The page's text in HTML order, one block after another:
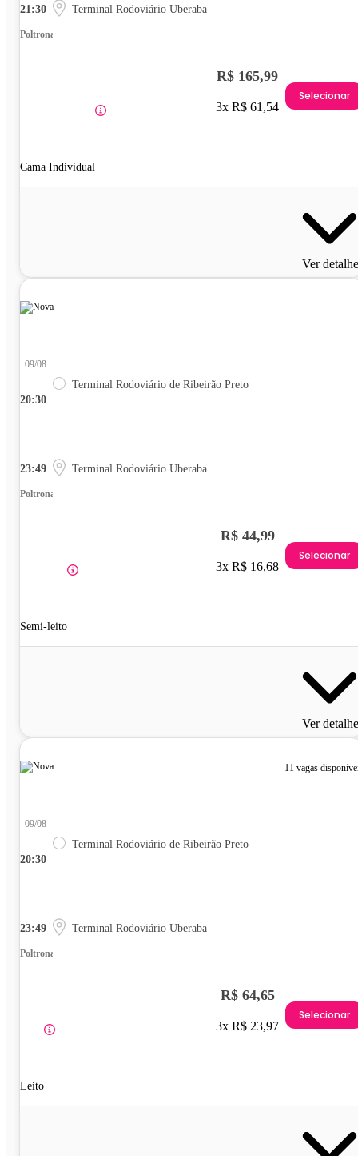
21:30 Terminal Rodoviário Uberaba
Poltrona
Cama Individual
R$ 165,99
3x R$ 61,54
Selecionar
Ver
20:30
09/08
Terminal Rodoviário de Ribeirão Preto
23:49 Terminal Rodoviário Uberaba
Poltrona
Semi-leito
R$ 44,99
3x R$ 16,68
Selecionar
Ver
11 vagas
20:30
09/08
Terminal Rodoviário de Ribeirão Preto
23:49 Terminal Rodoviário Uberaba
Poltrona
Leito
R$ 64,65
3x R$ 23,97
Selecionar